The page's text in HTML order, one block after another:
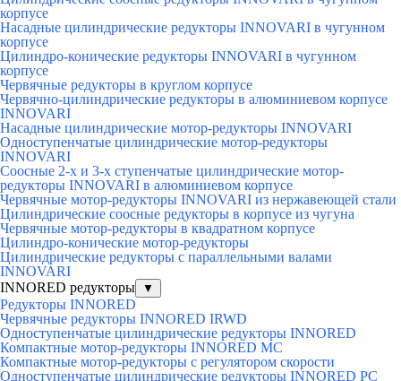
корпусе
Насадные цилиндрические редукторы INNOVARI в чугунном
корпусе
Цилиндро-конические редукторы INNOVARI в чугунном
корпусе
Червячные редукторы в круглом корпусе
Червячно-цилиндрические редукторы в алюминиевом корпусе
INNOVARI
Насадные цилиндрические мотор-редукторы INNOVARI
Одноступенчатые цилиндрические мотор-редукторы
INNOVARI
Соосные 2-х и 3-х ступенчатые цилиндрические мотор-
редукторы INNOVARI в алюминиевом корпусе
Червячные мотор-редукторы INNOVARI из нержавеющей стали
Цилиндрические соосные редукторы в корпусе из чугуна
Червячные мотор-редукторы в квадратном корпусе
Цилиндро-конические мотор-редукторы
Цилиндрические редукторы с параллельными валами
INNOVARI
INNORED редукторы
▼
Редукторы INNORED
Червячные редукторы INNORED IRWD
Одноступенчатые цилиндрические редукторы INNORED
Компактные мотор-редукторы INNORED MC
Компактные мотор-редукторы с регулятором скорости
Одноступенчатые цилиндрические редукторы INNORED PC